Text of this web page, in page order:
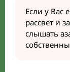
Если у Вас
рассвет и
слышать